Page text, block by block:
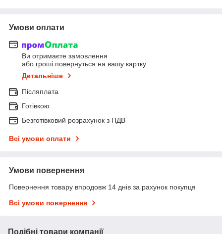
Умови оплати
Ви отримаєте замовлення
або гроші повернуться на вашу картку
Детальніше
Післяплата
Готівкою
Безготівковий розрахунок з ПДВ
Всі умови оплати
Умови повернення
Повернення товару впродовж 14 днів за рахунок покупця
Всі умови повернення
Подібні товари компанії